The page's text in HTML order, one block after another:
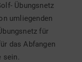
Übungsnetz
umliegenden
für
das Abfangen
sein.